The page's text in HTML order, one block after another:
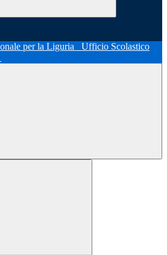
Ufficio Scolastico